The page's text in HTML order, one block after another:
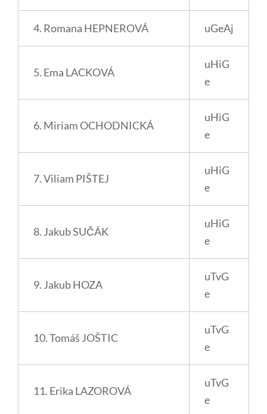
4. Romana HEPNEROVÁ uGeAj
5. Ema LACKOVÁ
uHiG
e
6. Miriam OCHODNICKÁ
uHiG
e
7. Viliam PIŠTEJ
uHiG
e
8. Jakub SUČÁK
uHiG
e
9. Jakub HOZA
uTvG
e
10. Tomáš JOŠTIC
uTvG
e
11. Erika LAZOROVÁ
uTvG
e